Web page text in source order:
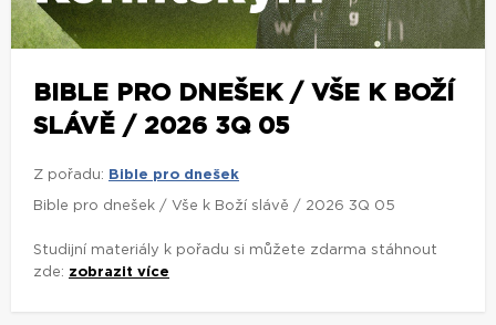
BIBLE PRO DNEŠEK / VŠE K BOŽÍ
SLÁVĚ / 2026 3Q 05
Z pořadu: Bible pro dnešek
Bible pro dnešek / Vše k Boží slávě / 2026 3Q 05
Studijní materiály k pořadu si můžete zdarma stáhnout
zde: zobrazit více